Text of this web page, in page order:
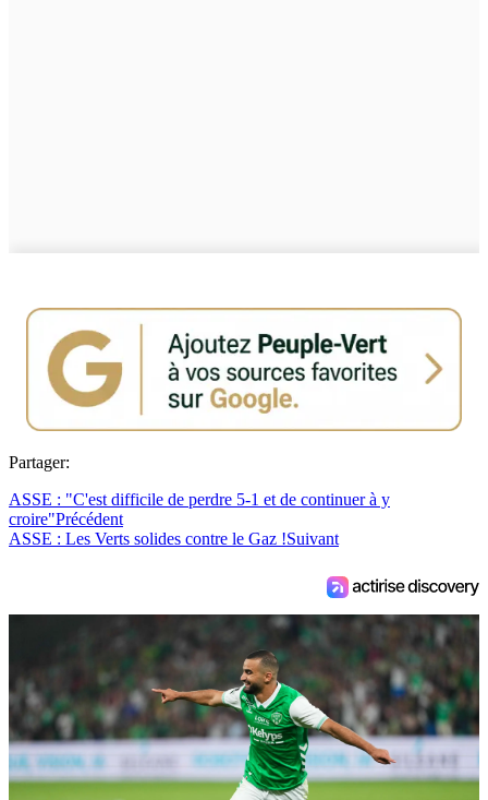
Partager:
ASSE : "C'est difficile de perdre 5-1 et de continuer à y
croire"Précédent
ASSE : Les Verts solides contre le Gaz !Suivant